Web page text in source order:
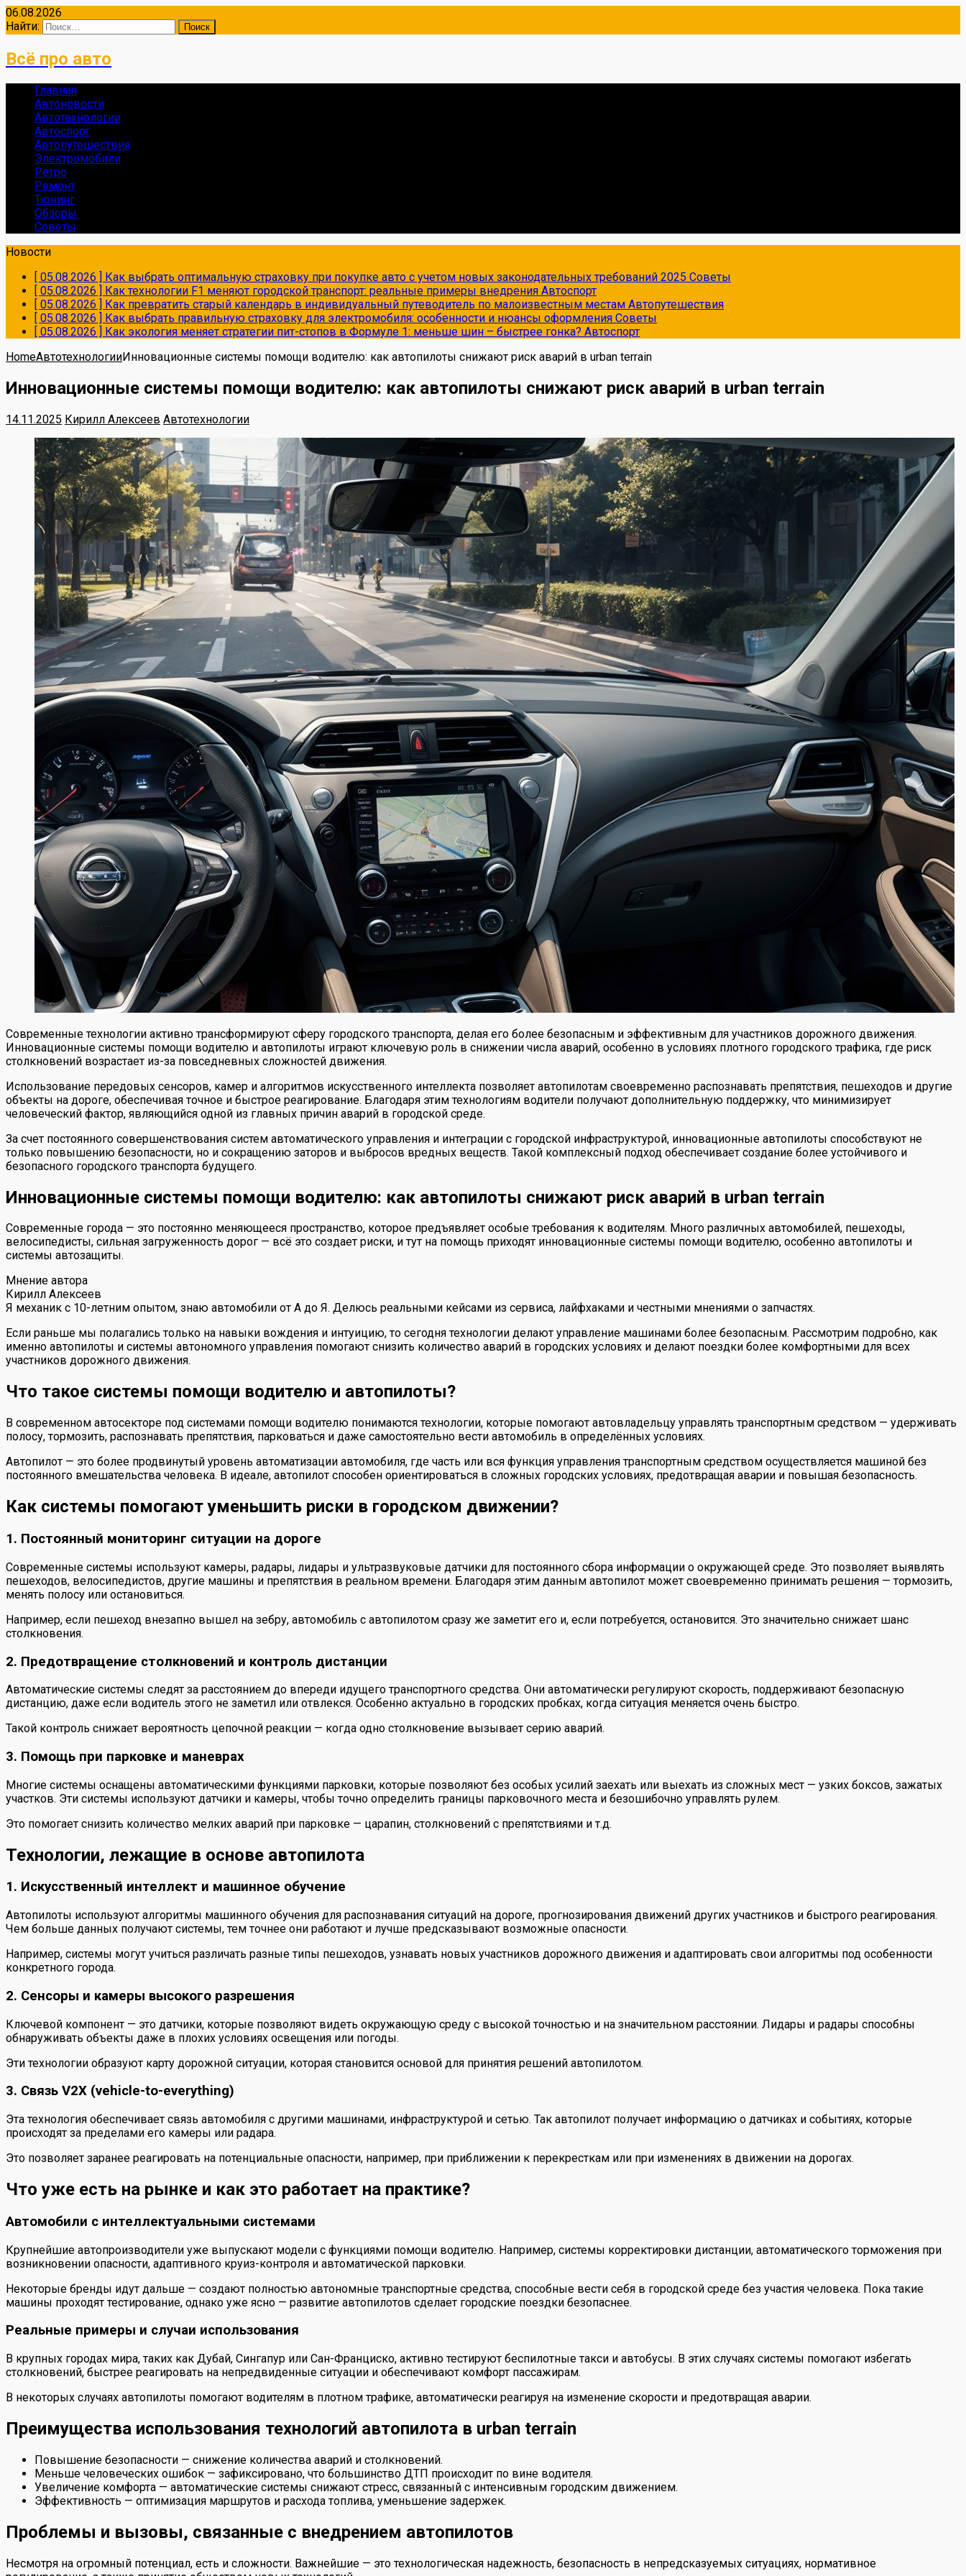
06.08.2026
Найти:
Всё про авто
Главная
Автоновости
Автотехнологии
Автоспорт
Автопутешествия
Электромобили
Ретро
Ремонт
Тюнинг
Обзоры
Советы
Новости
[ 05.08.2026 ] Как выбрать оптимальную страховку при покупке авто с учетом новых законодательных требований 2025 Советы
[ 05.08.2026 ] Как технологии F1 меняют городской транспорт: реальные примеры внедрения Автоспорт
[ 05.08.2026 ] Как превратить старый календарь в индивидуальный путеводитель по малоизвестным местам Автопутешествия
[ 05.08.2026 ] Как выбрать правильную страховку для электромобиля: особенности и нюансы оформления Советы
[ 05.08.2026 ] Как экология меняет стратегии пит-стопов в Формуле 1: меньше шин – быстрее гонка? Автоспорт
HomeАвтотехнологииИнновационные системы помощи водителю: как автопилоты снижают риск аварий в urban terrain
Инновационные системы помощи водителю: как автопилоты снижают риск аварий в urban terrain
14.11.2025 Кирилл Алексеев Автотехнологии
Современные технологии активно трансформируют сферу городского транспорта, делая его более безопасным и эффективным для участников дорожного движения.
Инновационные системы помощи водителю и автопилоты играют ключевую роль в снижении числа аварий, особенно в условиях плотного городского трафика, где риск
столкновений возрастает из-за повседневных сложностей движения.
Использование передовых сенсоров, камер и алгоритмов искусственного интеллекта позволяет автопилотам своевременно распознавать препятствия, пешеходов и другие
объекты на дороге, обеспечивая точное и быстрое реагирование. Благодаря этим технологиям водители получают дополнительную поддержку, что минимизирует
человеческий фактор, являющийся одной из главных причин аварий в городской среде.
За счет постоянного совершенствования систем автоматического управления и интеграции с городской инфраструктурой, инновационные автопилоты способствуют не
только повышению безопасности, но и сокращению заторов и выбросов вредных веществ. Такой комплексный подход обеспечивает создание более устойчивого и
безопасного городского транспорта будущего.
Инновационные системы помощи водителю: как автопилоты снижают риск аварий в urban terrain
Современные города — это постоянно меняющееся пространство, которое предъявляет особые требования к водителям. Много различных автомобилей, пешеходы,
велосипедисты, сильная загруженность дорог — всё это создает риски, и тут на помощь приходят инновационные системы помощи водителю, особенно автопилоты и
системы автозащиты.
Мнение автора
Кирилл Алексеев
Я механик с 10-летним опытом, знаю автомобили от А до Я. Делюсь реальными кейсами из сервиса, лайфхаками и честными мнениями о запчастях.
Если раньше мы полагались только на навыки вождения и интуицию, то сегодня технологии делают управление машинами более безопасным. Рассмотрим подробно, как
именно автопилоты и системы автономного управления помогают снизить количество аварий в городских условиях и делают поездки более комфортными для всех
участников дорожного движения.
Что такое системы помощи водителю и автопилоты?
В современном автосекторе под системами помощи водителю понимаются технологии, которые помогают автовладельцу управлять транспортным средством — удерживать
полосу, тормозить, распознавать препятствия, парковаться и даже самостоятельно вести автомобиль в определённых условиях.
Автопилот — это более продвинутый уровень автоматизации автомобиля, где часть или вся функция управления транспортным средством осуществляется машиной без
постоянного вмешательства человека. В идеале, автопилот способен ориентироваться в сложных городских условиях, предотвращая аварии и повышая безопасность.
Как системы помогают уменьшить риски в городском движении?
1. Постоянный мониторинг ситуации на дороге
Современные системы используют камеры, радары, лидары и ультразвуковые датчики для постоянного сбора информации о окружающей среде. Это позволяет выявлять
пешеходов, велосипедистов, другие машины и препятствия в реальном времени. Благодаря этим данным автопилот может своевременно принимать решения — тормозить,
менять полосу или остановиться.
Например, если пешеход внезапно вышел на зебру, автомобиль с автопилотом сразу же заметит его и, если потребуется, остановится. Это значительно снижает шанс
столкновения.
2. Предотвращение столкновений и контроль дистанции
Автоматические системы следят за расстоянием до впереди идущего транспортного средства. Они автоматически регулируют скорость, поддерживают безопасную
дистанцию, даже если водитель этого не заметил или отвлекся. Особенно актуально в городских пробках, когда ситуация меняется очень быстро.
Такой контроль снижает вероятность цепочной реакции — когда одно столкновение вызывает серию аварий.
3. Помощь при парковке и маневрах
Многие системы оснащены автоматическими функциями парковки, которые позволяют без особых усилий заехать или выехать из сложных мест — узких боксов, зажатых
участков. Эти системы используют датчики и камеры, чтобы точно определить границы парковочного места и безошибочно управлять рулем.
Это помогает снизить количество мелких аварий при парковке — царапин, столкновений с препятствиями и т.д.
Технологии, лежащие в основе автопилота
1. Искусственный интеллект и машинное обучение
Автопилоты используют алгоритмы машинного обучения для распознавания ситуаций на дороге, прогнозирования движений других участников и быстрого реагирования.
Чем больше данных получают системы, тем точнее они работают и лучше предсказывают возможные опасности.
Например, системы могут учиться различать разные типы пешеходов, узнавать новых участников дорожного движения и адаптировать свои алгоритмы под особенности
конкретного города.
2. Сенсоры и камеры высокого разрешения
Ключевой компонент — это датчики, которые позволяют видеть окружающую среду с высокой точностью и на значительном расстоянии. Лидары и радары способны
обнаруживать объекты даже в плохих условиях освещения или погоды.
Эти технологии образуют карту дорожной ситуации, которая становится основой для принятия решений автопилотом.
3. Связь V2X (vehicle-to-everything)
Эта технология обеспечивает связь автомобиля с другими машинами, инфраструктурой и сетью. Так автопилот получает информацию о датчиках и событиях, которые
происходят за пределами его камеры или радара.
Это позволяет заранее реагировать на потенциальные опасности, например, при приближении к перекресткам или при изменениях в движении на дорогах.
Что уже есть на рынке и как это работает на практике?
Автомобили с интеллектуальными системами
Крупнейшие автопроизводители уже выпускают модели с функциями помощи водителю. Например, системы корректировки дистанции, автоматического торможения при
возникновении опасности, адаптивного круиз-контроля и автоматической парковки.
Некоторые бренды идут дальше — создают полностью автономные транспортные средства, способные вести себя в городской среде без участия человека. Пока такие
машины проходят тестирование, однако уже ясно — развитие автопилотов сделает городские поездки безопаснее.
Реальные примеры и случаи использования
В крупных городах мира, таких как Дубай, Сингапур или Сан-Франциско, активно тестируют беспилотные такси и автобусы. В этих случаях системы помогают избегать
столкновений, быстрее реагировать на непредвиденные ситуации и обеспечивают комфорт пассажирам.
В некоторых случаях автопилоты помогают водителям в плотном трафике, автоматически реагируя на изменение скорости и предотвращая аварии.
Преимущества использования технологий автопилота в urban terrain
Повышение безопасности — снижение количества аварий и столкновений.
Меньше человеческих ошибок — зафиксировано, что большинство ДТП происходит по вине водителя.
Увеличение комфорта — автоматические системы снижают стресс, связанный с интенсивным городским движением.
Эффективность — оптимизация маршрутов и расхода топлива, уменьшение задержек.
Проблемы и вызовы, связанные с внедрением автопилотов
Несмотря на огромный потенциал, есть и сложности. Важнейшие — это технологическая надежность, безопасность в непредсказуемых ситуациях, нормативное